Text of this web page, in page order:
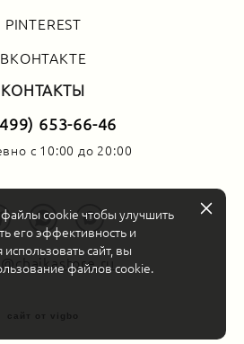
PINTEREST
ВКОНТАКТЕ
КОНТАКТЫ
653-66-46
с 10:00 до 20:00
файлы cookie чтобы улучшить
его эффективность и
сайт, вы
файлов cookie.